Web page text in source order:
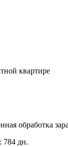
квартире
обработка
784 дн.